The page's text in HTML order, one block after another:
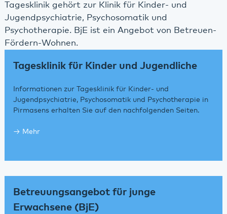
Tagesklinik gehört zur Klinik für Kinder- und
Jugendpsychiatrie, Psychosomatik und
Psychotherapie. BjE ist ein Angebot von Betreuen-
Fördern-Wohnen.
Tagesklinik für Kinder und Jugendliche
Informationen zur Tagesklinik für Kinder- und
Jugendpsychiatrie, Psychosomatik und Psychotherapie in
Pirmasens erhalten Sie auf den nachfolgenden Seiten.
Mehr
Betreuungsangebot für junge
Erwachsene (BjE)